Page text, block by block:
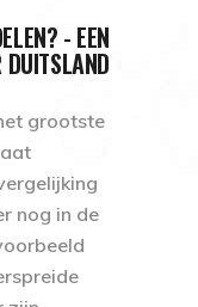
- EEN
DUITSLAND
grootste
nog in de